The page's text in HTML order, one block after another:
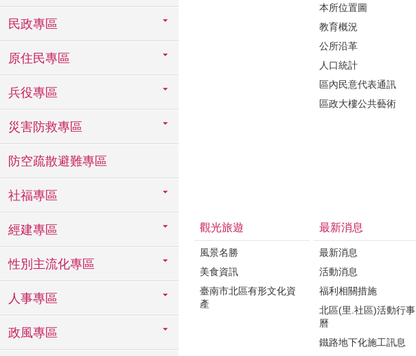
民政專區
原住民專區
兵役專區
災害防救專區
防空疏散避難專區
社福專區
經建專區
性別主流化專區
人事專區
政風專區
本所位置圖
教育概況
公所沿革
人口統計
區內民意代表通訊
區政大樓公共藝術
觀光旅遊
風景名勝
美食資訊
臺南市北區有形文化資
產
最新消息
最新消息
活動消息
福利相關措施
北區(里.社區)活動行事
曆
鐵路地下化施工訊息